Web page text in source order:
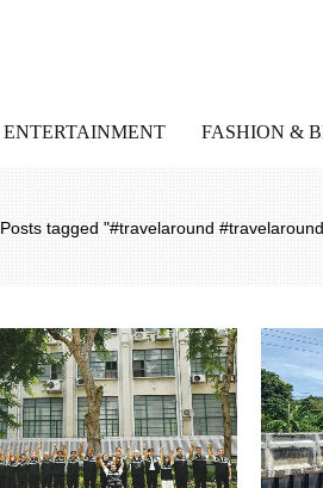
ENTERTAINMENT FASHION &
Posts tagged "#travelaround